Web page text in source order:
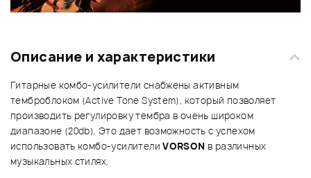
Описание и характеристики
Гитарные комбо-усилители снабжены активным
темброблоком (Active Tone System), который позволяет
производить регулировку тембра в очень широком
диапазоне (20db). Это дает возможность с успехом
использовать комбо-усилителиVORSON в различных
музыкальных стилях.